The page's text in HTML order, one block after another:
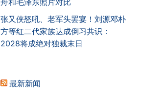
舟和毛泽东照片对比
张又侠怒吼、老军头罢宴！刘源邓朴
方等红二代家族达成倒习共识：
2028将成绝对独裁末日
最新新闻